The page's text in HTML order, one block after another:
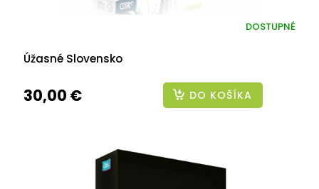
Úžasné Slovensko
DOSTUPNÉ
30,00 € DO KOŠÍKA